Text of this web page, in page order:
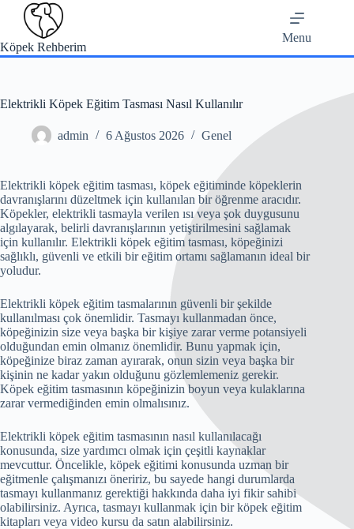
content
Köpek Rehberim
Menu
Elektrikli Köpek Eğitim Tasması Nasıl Kullanılır
admin 6 Ağustos 2026 Genel
Elektrikli köpek eğitim tasması, köpek eğitiminde köpeklerin
davranışlarını düzeltmek için kullanılan bir öğrenme aracıdır.
Köpekler, elektrikli tasmayla verilen ısı veya şok duygusunu
algılayarak, belirli davranışlarının yetiştirilmesini sağlamak
için kullanılır. Elektrikli köpek eğitim tasması, köpeğinizi
sağlıklı, güvenli ve etkili bir eğitim ortamı sağlamanın ideal bir
yoludur.
Elektrikli köpek eğitim tasmalarının güvenli bir şekilde
kullanılması çok önemlidir. Tasmayı kullanmadan önce,
köpeğinizin size veya başka bir kişiye zarar verme potansiyeli
olduğundan emin olmanız önemlidir. Bunu yapmak için,
köpeğinize biraz zaman ayırarak, onun sizin veya başka bir
kişinin ne kadar yakın olduğunu gözlemlemeniz gerekir.
Köpek eğitim tasmasının köpeğinizin boyun veya kulaklarına
zarar vermediğinden emin olmalısınız.
Elektrikli köpek eğitim tasmasının nasıl kullanılacağı
konusunda, size yardımcı olmak için çeşitli kaynaklar
mevcuttur. Öncelikle, köpek eğitimi konusunda uzman bir
eğitmenle çalışmanızı öneririz, bu sayede hangi durumlarda
tasmayı kullanmanız gerektiği hakkında daha iyi fikir sahibi
olabilirsiniz. Ayrıca, tasmayı kullanmak için bir köpek eğitim
kitapları veya video kursu da satın alabilirsiniz.